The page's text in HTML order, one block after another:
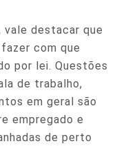
vale destacar que
com que
por lei. Questões
de trabalho,
em geral são
empregado e
de perto